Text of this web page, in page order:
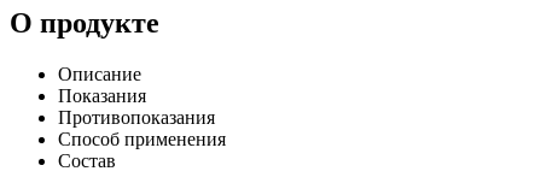
О продукте
Описание
Показания
Противопоказания
Способ применения
Состав